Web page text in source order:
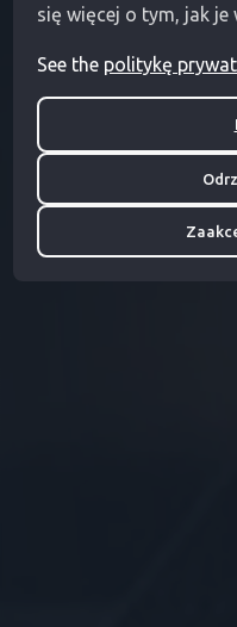
się więcej o tym, jak je
See the politykę